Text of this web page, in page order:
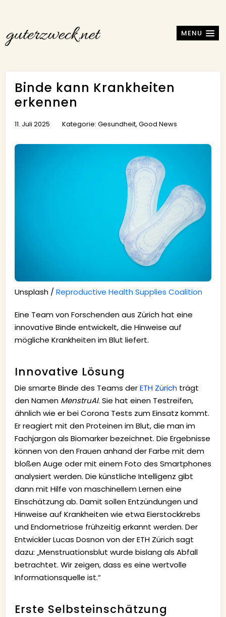
MENU
Binde kann Krankheiten
erkennen
11. Juli 2025 Kategorie: Gesundheit, Good News
Unsplash /Reproductive Health Supplies Coalition
Eine Team von Forschenden aus Zürich hat eine
innovative Binde entwickelt, die Hinweise auf
mögliche Krankheiten im Blut liefert.
Innovative Lösung
Die smarte Binde des Teams derETH Zürichträgt
den Namen MenstruAI. Sie hat einen Testreifen,
ähnlich wie er bei Corona Tests zum Einsatz kommt.
Er reagiert mit den Proteinen im Blut, die man im
Fachjargon als Biomarker bezeichnet. Die Ergebnisse
können von den Frauen anhand der Farbe mit dem
bloßen Auge oder mit einem Foto des Smartphones
analysiert werden. Die künstliche Intelligenz gibt
dann mit Hilfe von maschinellem Lernen eine
Einschätzung ab. Damit sollen Entzündungen und
Hinweise auf Krankheiten wie etwa Eierstockkrebs
und Endometriose frühzeitig erkannt werden. Der
Entwickler Lucas Dosnon von der ETH Zürich sagt
dazu: „Menstruationsblut wurde bislang als Abfall
betrachtet. Wir zeigen, dass es eine wertvolle
Informationsquelle ist.“
Erste Selbsteinschätzung